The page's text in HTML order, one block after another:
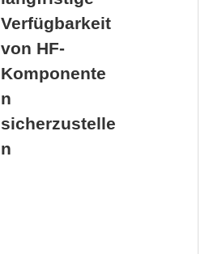
Verfügbarkeit
von HF-
Komponente
n
sicherzustelle
n